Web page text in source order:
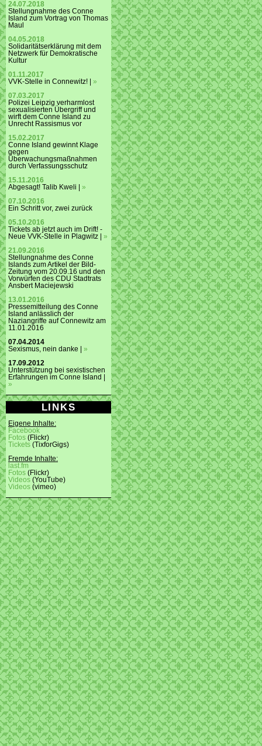
24.07.2018
Stellungnahme des Conne
Island zum Vortrag von Thomas
Maul
04.05.2018
Solidaritätserklärung mit dem
Netzwerk für Demokratische
Kultur
01.11.2017
VVK-Stelle in Connewitz! | »
07.03.2017
Polizei Leipzig verharmlost
sexualisierten Übergriff und
wirft dem Conne Island zu
Unrecht Rassismus vor
15.02.2017
Conne Island gewinnt Klage
gegen
Überwachungsmaßnahmen
durch Verfassungsschutz
15.11.2016
Abgesagt! Talib Kweli | »
07.10.2016
Ein Schritt vor, zwei zurück
05.10.2016
Tickets ab jetzt auch im Drift! -
Neue VVK-Stelle in Plagwitz | »
21.09.2016
Stellungnahme des Conne
Islands zum Artikel der Bild-
Zeitung vom 20.09.16 und den
Vorwürfen des CDU Stadtrats
Ansbert Maciejewski
13.01.2016
Pressemitteilung des Conne
Island anlässlich der
Naziangriffe auf Connewitz am
11.01.2016
07.04.2014
Sexismus, nein danke | »
17.09.2012
Unterstützung bei sexistischen
Erfahrungen im Conne Island |
»
LINKS
Eigene Inhalte:
Facebook
Fotos (Flickr)
Tickets (TixforGigs)
Fremde Inhalte:
last.fm
Fotos (Flickr)
Videos (YouTube)
Videos (vimeo)